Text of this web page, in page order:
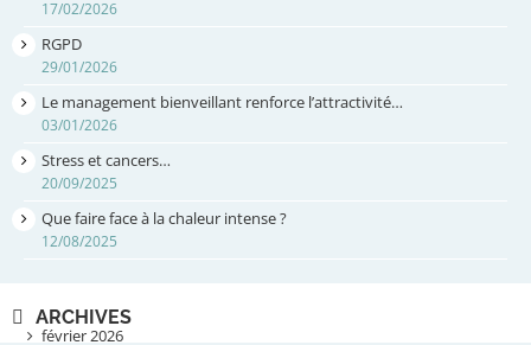
17/02/2026
RGPD
29/01/2026
Le management bienveillant renforce l’attractivité…
03/01/2026
Stress et cancers…
20/09/2025
Que faire face à la chaleur intense ?
12/08/2025
ARCHIVES
février 2026